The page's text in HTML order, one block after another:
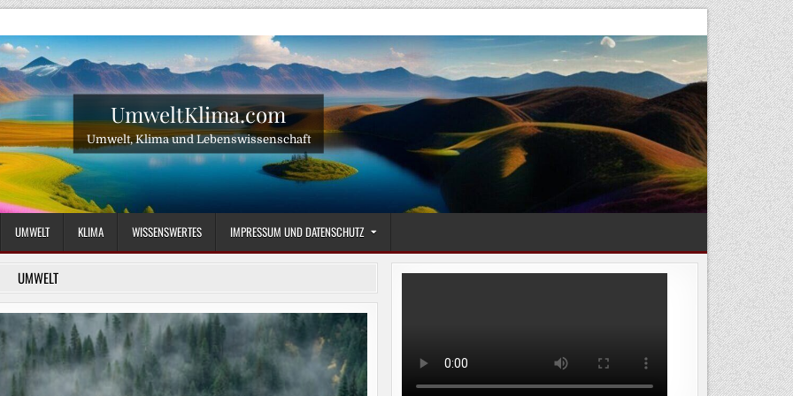
UmweltKlima.com
Umwelt, Klima und Lebenswissenschaft
UMWELT KLIMA WISSENSWERTES IMPRESSUM UND DATENSCHUTZ
UMWELT